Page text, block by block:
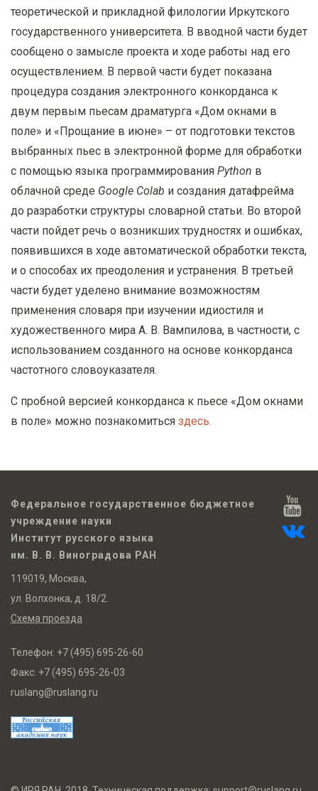
теоретической и прикладной филологии Иркутского
государственного университета. В вводной части будет
сообщено о замысле проекта и ходе работы над его
осуществлением. В первой части будет показана
процедура создания электронного конкорданса к
двум первым пьесам драматурга «Дом окнами в
поле» и «Прощание в июне» – от подготовки текстов
выбранных пьес в электронной форме для обработки
с помощью языка программирования Python в
облачной среде Google Colab и создания датафрейма
до разработки структуры словарной статьи. Во второй
части пойдет речь о возникших трудностях и ошибках,
появившихся в ходе автоматической обработки текста,
и о способах их преодоления и устранения. В третьей
части будет уделено внимание возможностям
применения словаря при изучении идиостиля и
художественного мира А. В. Вампилова, в частности, с
использованием созданного на основе конкорданса
частотного словоуказателя.
С пробной версией конкорданса к пьесе «Дом окнами
в поле» можно познакомиться здесь.
Федеральное государственное бюджетное
учреждение науки
Институт русского языка
им. В. В. Виноградова РАН
119019, Москва,
ул. Волхонка, д. 18/2.
Схема проезда
Телефон: +7 (495) 695-26-60
Факс: +7 (495) 695-26-03
ruslang@ruslang.ru